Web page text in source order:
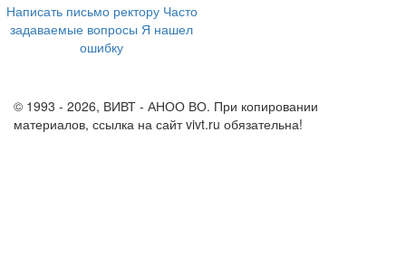
Написать письмо ректору Часто
задаваемые вопросы Я нашел
ошибку
© 1993 - 2026, ВИВТ - АНОО ВО. При копировании
материалов, ссылка на сайт vivt.ru обязательна!